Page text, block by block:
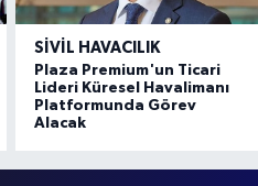
SIVIL HAVACILIK
Plaza Premium'un Ticari
Lideri Küresel Havalimanı
Platformunda Görev
Alacak